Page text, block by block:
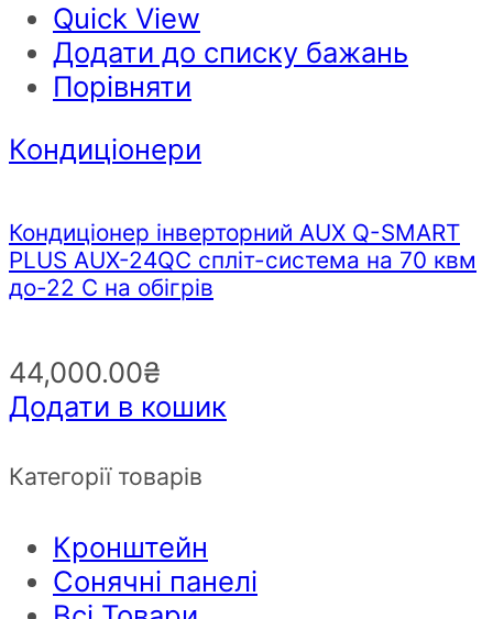
Quick View
Додати до списку бажань
Порівняти
Кондиціонери
Кондиціонер інверторний AUX Q-SMART
PLUS AUX-24QC спліт-система на 70 квм
до-22 С на обігрів
44,000.00₴
Додати в кошик
Категорії товарів
Кронштейн
Сонячні панелі